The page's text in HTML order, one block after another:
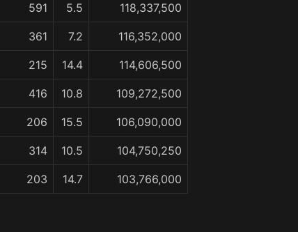
591 5.5 118,337,500
361 7.2 116,352,000
215 14.4 114,606,500
416 10.8 109,272,500
206 15.5 106,090,000
314 10.5 104,750,250
203 14.7 103,766,000